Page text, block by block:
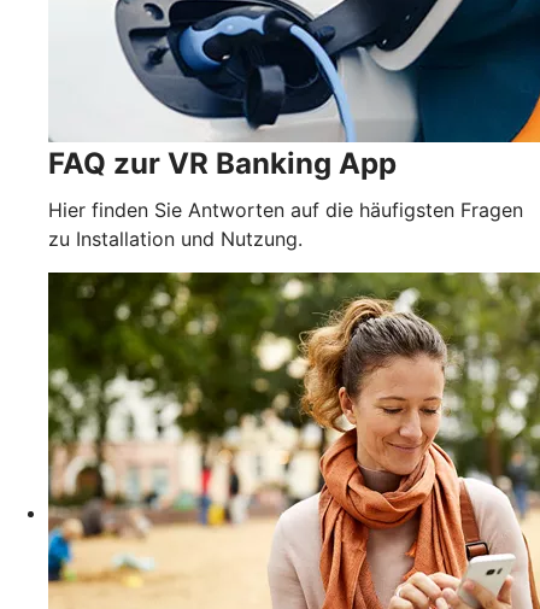
FAQ zur VR Banking App
Hier finden Sie Antworten auf die häufigsten Fragen
zu Installation und Nutzung.